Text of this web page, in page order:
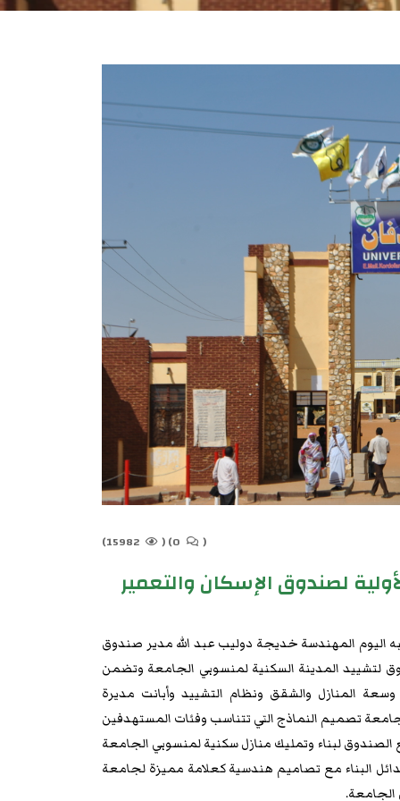
(
(
لصندوق الإسكان والتعمير
اليوم المهندسة خديجة دوليب عبد الله مدير صندوق
لتشييد المدينة السكنية لمنسوبي الجامعة وتضمن
المنازل والشقق ونظام التشييد وأبانت مديرة
تصميم النماذج التي تتناسب وفئات المستهدفين
الصندوق لبناء وتمليك منازل سكنية لمنسوبي الجامعة
البناء مع تصاميم هندسية كعلامة مميزة لجامعة
الجامعة.